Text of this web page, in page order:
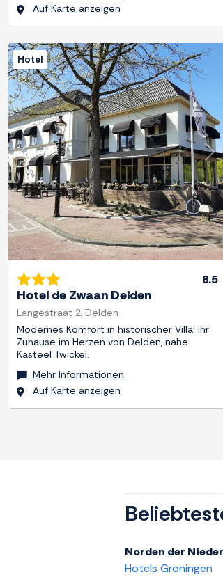
Auf Karte anzeigen
Zurück
Hotel
8.5
Hotel de Zwaan Delden
Langestraat 2, Delden
Modernes Komfort in historischer Villa: Ihr
Zuhause im Herzen von Delden, nahe
Kasteel Twickel.
Mehr Informationen
Auf Karte anzeigen
Norden der
Hotels Groningen